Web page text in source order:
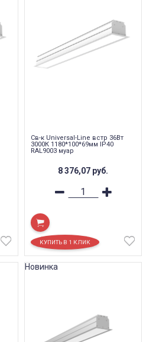
Св-к Universal-Line встр 36Вт
3000К 1180*100*69мм IP40
RAL9003 муар
8 376,07 руб.
Новинка